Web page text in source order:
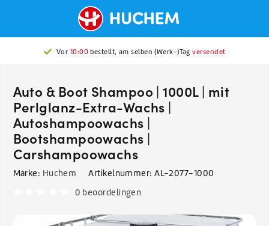
Vor 10:00bestellt, am selben (Werk-)Tagversendet
Auto & Boot Shampoo | 1000L | mit
Perlglanz-Extra-Wachs |
Autoshampoowachs |
Bootshampoowachs |
Carshampoowachs
Marke: Huchem Artikelnummer: AL-2077-1000
0 beoordelingen